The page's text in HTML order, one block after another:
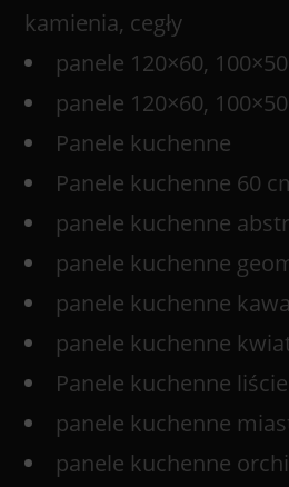
kamienia, cegły
panele 120×60,
panele 120×60,
Panele kuchenne
Panele kuchenne 60
panele kuchenne
panele kuchenne
panele kuchenne kawa
panele kuchenne
Panele kuchenne liście
panele kuchenne
panele kuchenne